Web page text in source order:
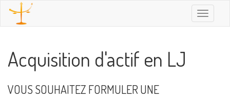
Toggle
Acquisition d'actif en LJ
VOUS SOUHAITEZ FORMULER UNE